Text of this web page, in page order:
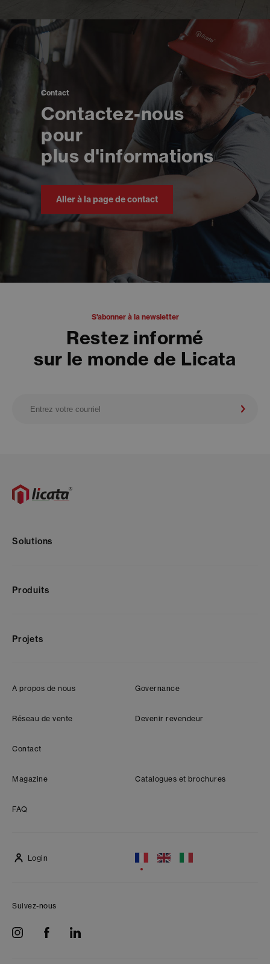
Contact
Contactez-nous
pour
plus d'informations
Aller à la page de contact
S'abonner à la newsletter
Restez informé
sur le monde de Licata
Solutions
Produits
Projets
A propos de nous Governance
Réseau de vente Devenir revendeur
Contact
Magazine Catalogues et brochures
FAQ
Login
Suivez-nous